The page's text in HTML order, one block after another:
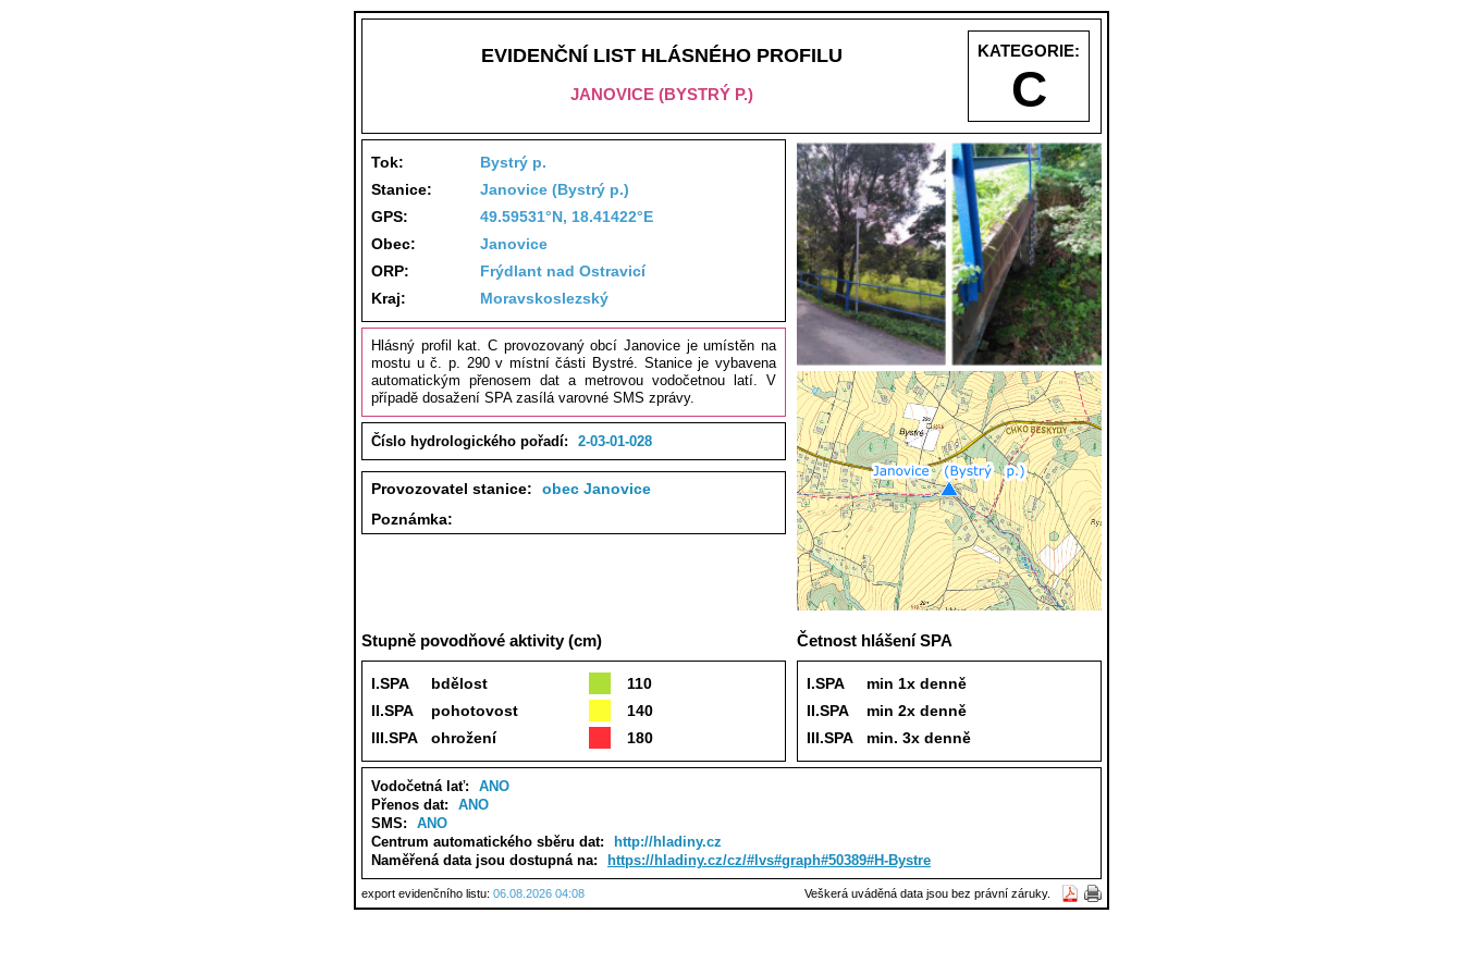
KATEGORIE:
C
EVIDENČNÍ LIST HLÁSNÉHO PROFILU
JANOVICE (BYSTRÝ P.)
Tok:
Bystrý p.
Stanice:
Janovice (Bystrý p.)
GPS:
49.59531°N, 18.41422°E
Obec:
Janovice
ORP:
Frýdlant nad Ostravicí
Kraj:
Moravskoslezský
Hlásný profil kat. C provozovaný obcí Janovice je umístěn na
mostu u č. p. 290 v místní části Bystré. Stanice je vybavena
automatickým přenosem dat a metrovou vodočetnou latí. V
případě dosažení SPA zasílá varovné SMS zprávy.
Číslo hydrologického pořadí: 2-03-01-028
Provozovatel stanice:
obec Janovice
Poznámka:
Stupně povodňové aktivity (cm)
I.SPA bdělost
110
II.SPA
pohotovost
140
III.SPA
ohrožení 180
Četnost hlášení SPA
I.SPA
min 1x denně
II.SPA
min 2x denně
III.SPA
min. 3x denně
Vodočetná lať:
ANO
Přenos dat:
ANO
SMS:
ANO
Centrum automatického sběru dat:
http://hladiny.cz
Naměřená data jsou dostupná na:
https://hladiny.cz/cz/#lvs#graph#50389#H-Bystre
export evidenčního listu: 06.08.2026 04:08 Veškerá uváděná data jsou bez právní záruky.